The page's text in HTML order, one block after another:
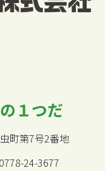
１つだ
町第7号2番地
24-3677